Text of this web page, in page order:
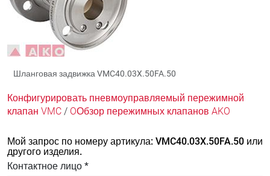
Шланговая задвижка VMC40.03X.50FA.50
Конфигурировать пневмоуправляемый пережимной
клапан VMC / OОбзор пережимных клапанов AKO
Мой запрос по номеру артикула: VMC40.03X.50FA.50 или
другого изделия.
Контактное лицо *